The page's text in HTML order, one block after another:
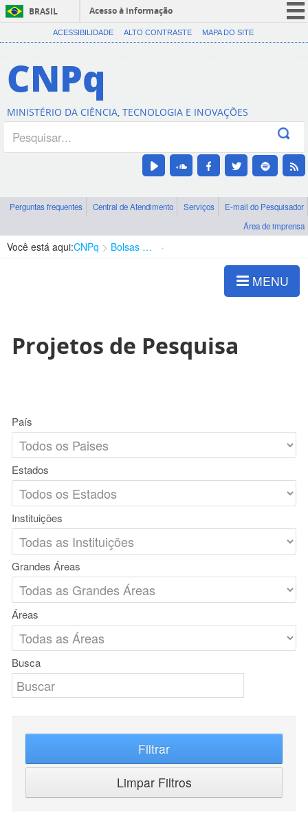
BRASIL
Acesso à informação
CORONAVÍRUS (COVID-19)
Canais
ACESSIBILIDADE ALTO CONTRASTE MAPA DO SITE
CNPq
MINISTÉRIO DA CIÊNCIA, TECNOLOGIA E INOVAÇÕES
Perguntas frequentes Central de Atendimento Serviços
E-mail do Pesquisador
Área de imprensa
Você está aqui:CNPq Bolsas e Auxílios Vigentes
MENU
Projetos de Pesquisa
País
Estados
Instituições
Grandes Áreas
Áreas
Busca
Filtrar
Limpar Filtros